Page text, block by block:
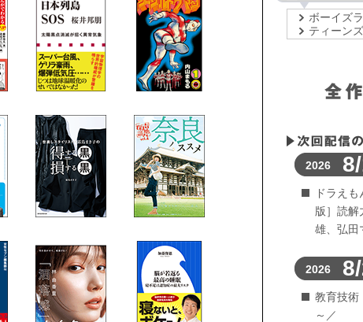
ボーイズ
ティーンズ
2026
ドラえ
版］読解
雄、弘田
2026
教育技
～／